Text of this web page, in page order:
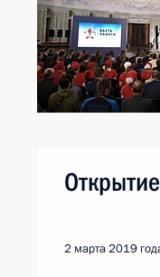
2 марта 2019